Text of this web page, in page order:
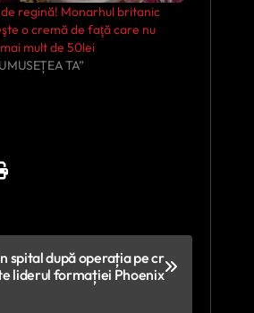
de regină! Monarhul britanic
o cremă de faţă care nu
mult de 50lei
TA”
spital după operația pe cr
liderul formației Phoenix